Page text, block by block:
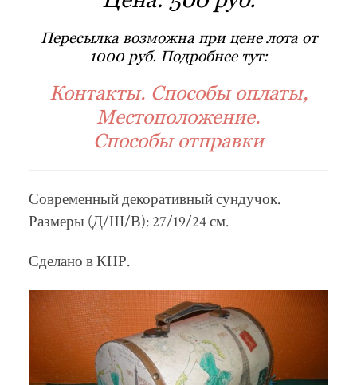
Пересылка возможна при цене лота от
1000 руб. Подробнее тут:
Контакты. Способы оплаты,
Местоположение.
Способы отправки
Современный декоративный сундучок.
Размеры (Д/Ш/В): 27/19/24 см.
Сделано в КНР.